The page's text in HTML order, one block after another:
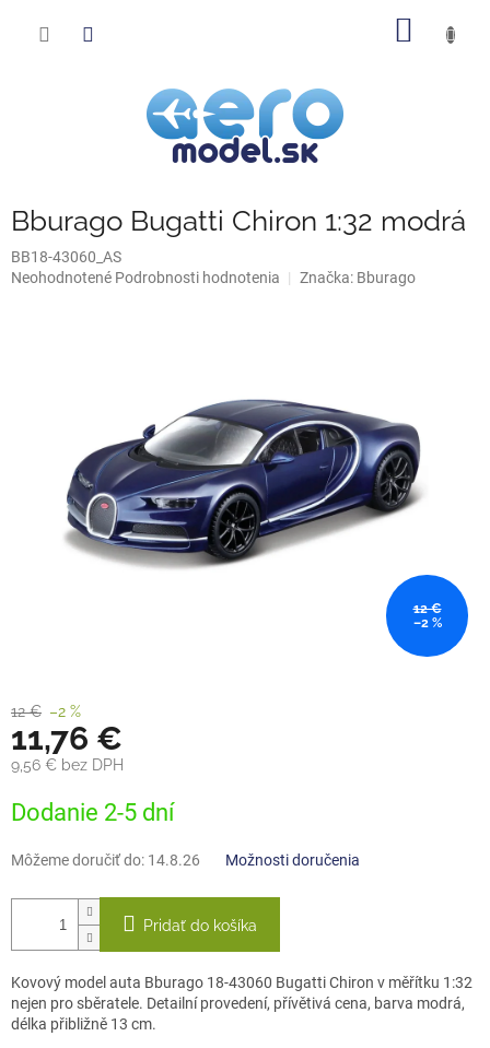
Bburago Bugatti Chiron 1:32 modrá
BB18-43060_AS
Priemerné
Neohodnotené Podrobnosti hodnotenia Značka: Bburago
12 €
–2 %
12 € –2 %
11,76 €
9,56 € bez DPH
cena:
Dodanie 2-5 dní
Môžeme doručiť do: 14.8.26 Možnosti doručenia
Pridať do košíka
Kovový model auta Bburago 18-43060 Bugatti Chiron v měřítku 1:32
nejen pro sběratele. Detailní provedení, přívětivá cena, barva modrá,
délka přibližně 13 cm.